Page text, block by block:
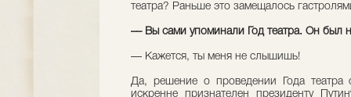
театра? Раньше это замещалось
–– Вы сами упоминали Год театра. Он был
–– Кажется, ты меня не слышишь!
Да, решение о проведении Года
искренне признателен президенту